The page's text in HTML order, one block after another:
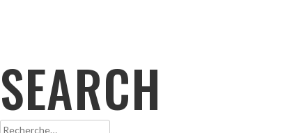
SEARCH
Rechercher :